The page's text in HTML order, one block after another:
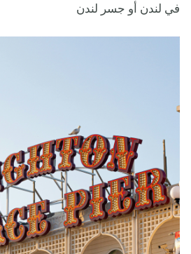
في لندن أو جسر لندن